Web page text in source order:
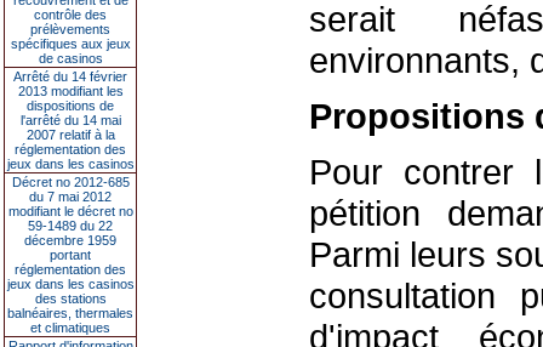
contrôle des
prélèvements
spécifiques aux jeux
de casinos
Arrêté du 14 février
2013 modifiant les
dispositions de
l'arrêté du 14 mai
2007 relatif à la
réglementation des
jeux dans les casinos
Décret no 2012-685
du 7 mai 2012
modifiant le décret no
59-1489 du 22
décembre 1959
portant
réglementation des
jeux dans les casinos
des stations
balnéaires, thermales
et climatiques
serait
environnants,
Propositions
Pour contrer
pétition
Parmi leurs
consultation
d'impact